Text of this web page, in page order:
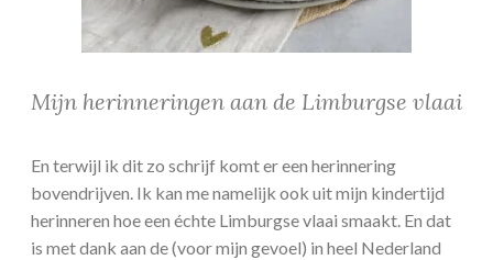
Mijn herinneringen aan de Limburgse vlaai
En terwijl ik dit zo schrijf komt er een herinnering
bovendrijven. Ik kan me namelijk ook uit mijn kindertijd
herinneren hoe een échte Limburgse vlaai smaakt. En dat
is met dank aan de (voor mijn gevoel) in heel Nederland